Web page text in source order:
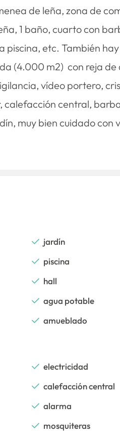
de leña, zona de
1 baño, cuarto con
etc. También
(4.000 m2) con reja
vídeo portero,
central,
muy bien cuidado
jardín
piscina
hall
agua potable
amueblado
electricidad
calefacción central
alarma
mosquiteras